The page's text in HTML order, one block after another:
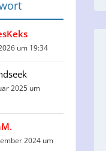
um 19:34
2025 um
2024 um